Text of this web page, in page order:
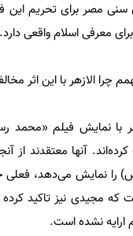
فناوری
حوادث
سلامت
فرهنگی
اجتماعی
روانشناسی
آشپزی
سنی مصر برای تحریم این
معرفی اسلام واقعی دارد.
چرا الازهر با این اثر
با نمایش فیلم «محمد
آنها معتقدند از
را نمایش می‌دهد، فعلی
مجیدی نیز تاکید کرده
ارایه نشده است.